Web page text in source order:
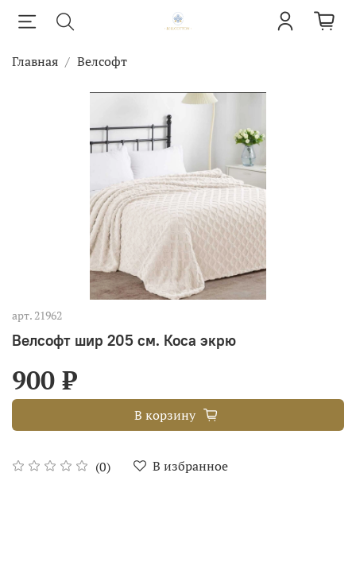
Главная Велсофт
арт. 21962
Велсофт шир 205 см. Коса экрю
(0) В избранное
900 ₽
В корзину